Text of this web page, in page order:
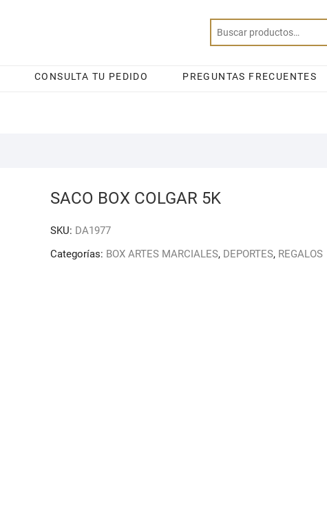
CONSULTA TU PEDIDO PREGUNTAS FRECUENTES
SACO BOX COLGAR 5K
SKU: DA1977
Categorías: BOX ARTES MARCIALES, DEPORTES, REGALOS